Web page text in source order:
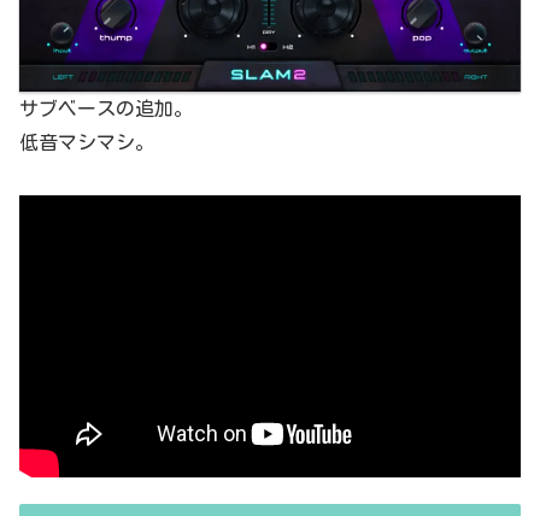
サブベースの追加。
低音マシマシ。